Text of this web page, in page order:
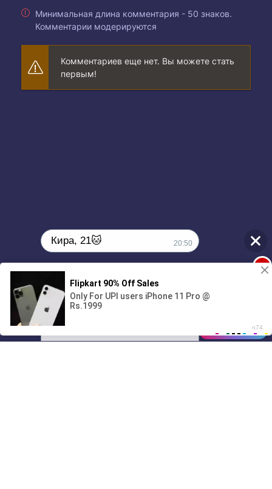
Минимальная длина комментария - 50 знаков.
Комментарии модерируются
Комментариев еще нет. Вы можете стать
первым!
01/07
00:00
Кира, 21🐱 20:50
Поиграешь со мной? 💖🐾
20:50
1